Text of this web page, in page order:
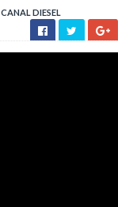
DIESEL